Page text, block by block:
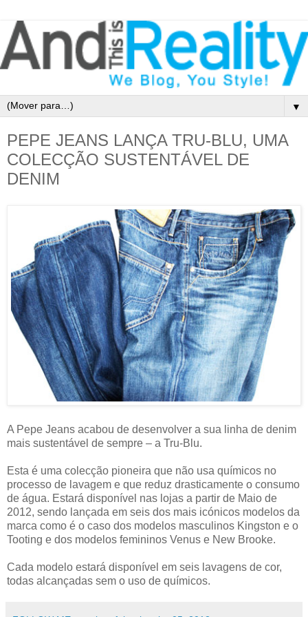
▼
PEPE JEANS LANÇA TRU-BLU, UMA
COLECÇÃO SUSTENTÁVEL DE
DENIM
A Pepe Jeans acabou de desenvolver a sua linha de denim
mais sustentável de sempre – a Tru-Blu.
Esta é uma colecção pioneira que não usa químicos no
processo de lavagem e que reduz drasticamente o consumo
de água. Estará disponível nas lojas a partir de Maio de
2012, sendo lançada em seis dos mais icónicos modelos da
marca como é o caso dos modelos masculinos Kingston e o
Tooting e dos modelos femininos Venus e New Brooke.
Cada modelo estará disponível em seis lavagens de cor,
todas alcançadas sem o uso de químicos.